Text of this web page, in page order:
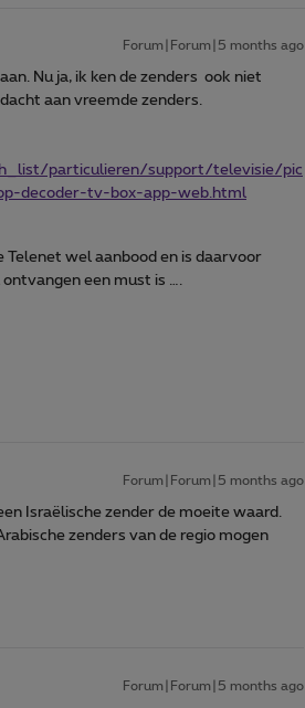
Forum|Forum|5 months ago
Nu ja, ik ken de zenders ook niet
aan vreemde zenders.
particulieren/support/televisie/pic
decoder-tv-box-app-web.html
Telenet wel aanbood en is daarvoor
een must is ….
Forum|Forum|5 months ago
Israëlische zender de moeite waard.
zenders van de regio mogen
Forum|Forum|5 months ago